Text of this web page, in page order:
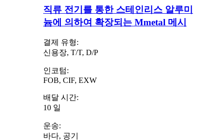
직류 전기를 통한 스테인리스 알루미
늄에 의하여 확장되는 Mmetal 메시
결제 유형:
신용장, T/T, D/P
인코텀:
FOB, CIF, EXW
배달 시간:
10 일
운송:
바다, 공기